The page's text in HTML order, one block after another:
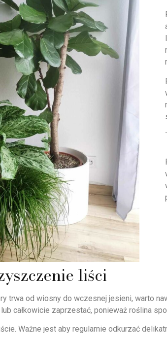
liści
trwa od wiosny do wczesnej jesieni, warto
całkowicie zaprzestać, ponieważ roślina
Ważne jest aby regularnie odkurzać